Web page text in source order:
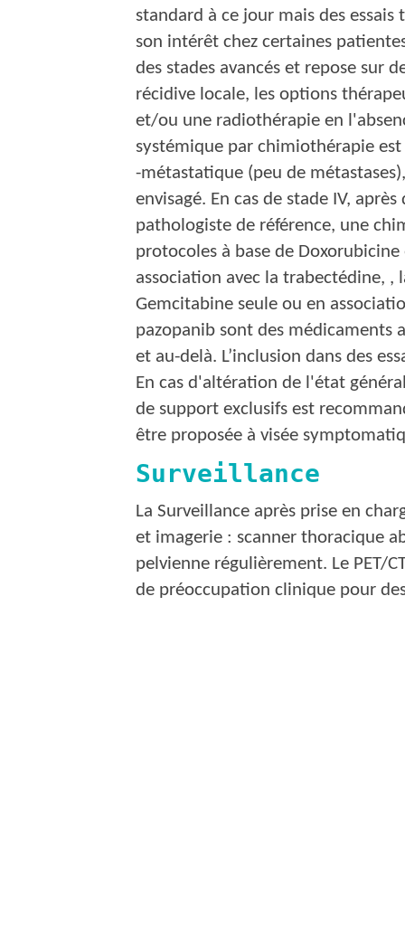
standard à ce jour mais des
son intérêt chez certaines
des stades avancés et repose sur
récidive locale, les options
et/ou une radiothérapie en
systémique par chimiothérapie
-métastatique (peu de
envisagé. En cas de stade IV,
pathologiste de référence, une
protocoles à base de
association avec la trabectédine, ,
Gemcitabine seule ou en
pazopanib sont des médicaments
et au-delà. L’inclusion dans des
En cas d'altération de l'état
de support exclusifs est
être proposée à visée
Surveillance
La Surveillance après prise en
et imagerie : scanner thoracique
pelvienne régulièrement. Le PET/
de préoccupation clinique pour